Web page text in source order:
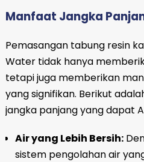
Manfaat Jangka
Pemasangan tabung resin
Water tidak hanya
tetapi juga memberikan
yang signifikan. Berikut
jangka panjang yang dapat
Air yang Lebih Bersih:
sistem pengolahan air